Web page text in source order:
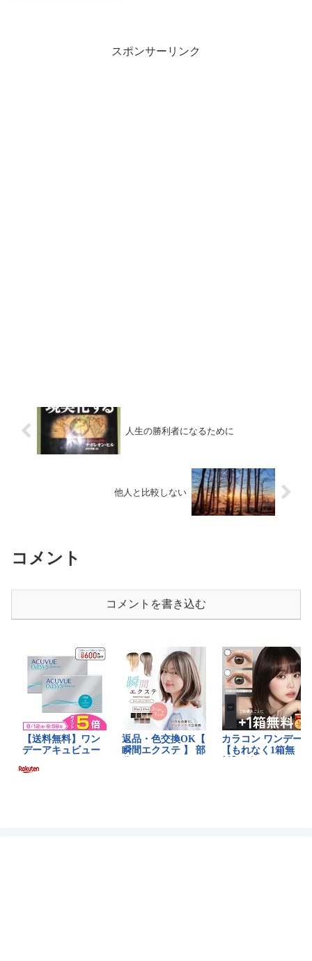
スポンサーリンク
人生の勝利者になるために
他人と比較しない
コメント
コメントを書き込む